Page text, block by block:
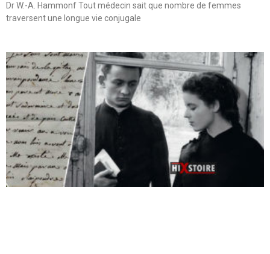
Dr W.-A. Hammonf Tout médecin sait que nombre de femmes
traversent une longue vie conjugale